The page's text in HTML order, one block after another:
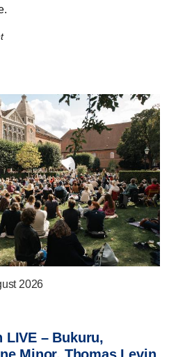
2026
LIVE – Bukuru,